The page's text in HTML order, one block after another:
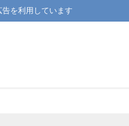
を利用しています